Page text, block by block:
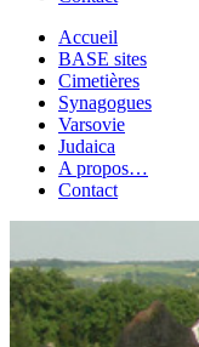
Accueil
BASE sites
Cimetières
Synagogues
Varsovie
Judaica
A propos…
Contact